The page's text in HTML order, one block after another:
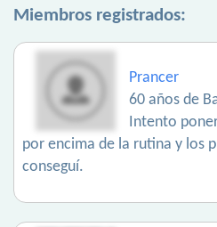
Miembros registrados:
Prancer
60 años de
Intento
por encima de la rutina y los
conseguí.